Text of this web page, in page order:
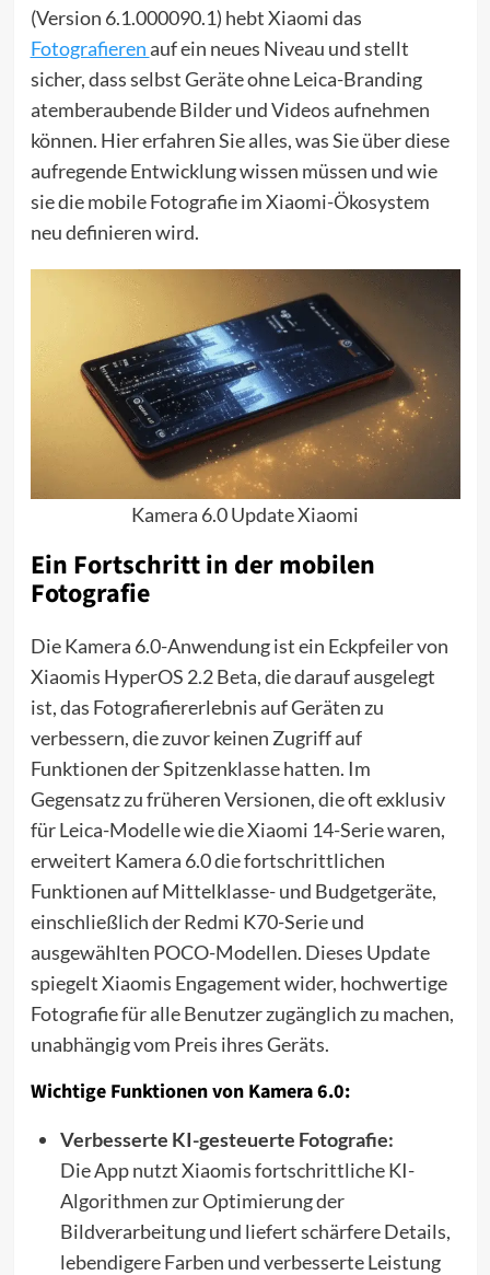
(Version 6.1.000090.1) hebt Xiaomi das
Fotografierenauf ein neues Niveau und stellt
sicher, dass selbst Geräte ohne Leica-Branding
atemberaubende Bilder und Videos aufnehmen
können. Hier erfahren Sie alles, was Sie über diese
aufregende Entwicklung wissen müssen und wie
sie die mobile Fotografie im Xiaomi-Ökosystem
neu definieren wird.
Kamera 6.0 Update Xiaomi
Ein Fortschritt in der mobilen
Fotografie
Die Kamera 6.0-Anwendung ist ein Eckpfeiler von
Xiaomis HyperOS 2.2 Beta, die darauf ausgelegt
ist, das Fotografiererlebnis auf Geräten zu
verbessern, die zuvor keinen Zugriff auf
Funktionen der Spitzenklasse hatten. Im
Gegensatz zu früheren Versionen, die oft exklusiv
für Leica-Modelle wie die Xiaomi 14-Serie waren,
erweitert Kamera 6.0 die fortschrittlichen
Funktionen auf Mittelklasse- und Budgetgeräte,
einschließlich der Redmi K70-Serie und
ausgewählten POCO-Modellen. Dieses Update
spiegelt Xiaomis Engagement wider, hochwertige
Fotografie für alle Benutzer zugänglich zu machen,
unabhängig vom Preis ihres Geräts.
Wichtige Funktionen von Kamera 6.0:
Verbesserte KI-gesteuerte Fotografie:
Die App nutzt Xiaomis fortschrittliche KI-
Algorithmen zur Optimierung der
Bildverarbeitung und liefert schärfere Details,
lebendigere Farben und verbesserte Leistung